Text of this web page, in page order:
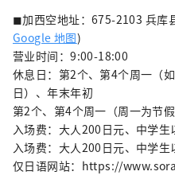
◼︎加西空地址：675-2103 兵库
Google 地图)
营业时间：9:00-18:00
休息日：第2个、第4个周一（
日）、年末年初
第2个、第4个周一（周一为节
入场费：大人200日元、中学生
入场费：大人200日元、中学生
仅日语网站：https://